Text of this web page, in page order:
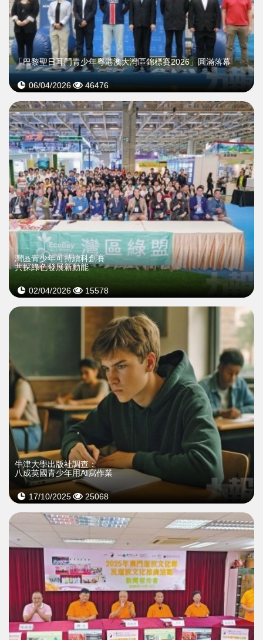
「巴黎聖日耳門青少年粵港澳大灣區錦標賽2026」圓滿落幕
06/04/2026 46476
灣區青少年可持續科創賽
共探綠色發展新動能
02/04/2026 15578
牛津大學出版社調查：
八成英國青少年用AI寫作業
17/10/2025 25068